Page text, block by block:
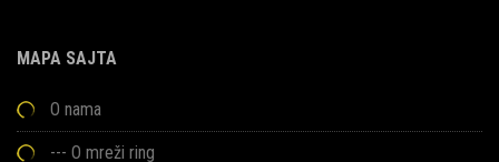
MAPA SAJTA
O nama
--- O mreži ring